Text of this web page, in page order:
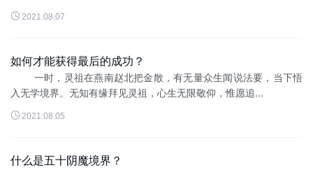
 2021.08.07
如何才能获得最后的成功？
一时，灵祖在燕南赵北把金散，有无量众生闻说法要，当下悟
入无学境界。无知有缘拜见灵祖，心生无限敬仰，惟愿追...
 2021.08.05
什么是五十阴魔境界？